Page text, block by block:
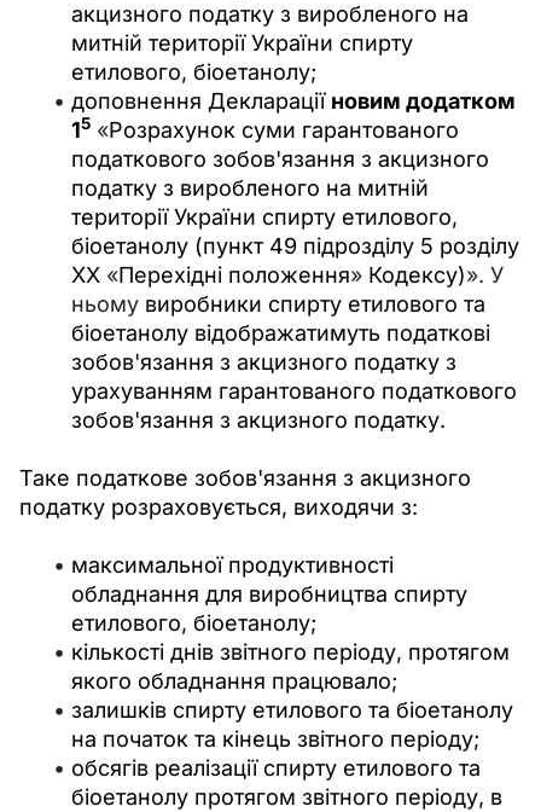
акцизного податку з виробленого на
митній території України спирту
етилового, біоетанолу;
доповнення Декларації новим додатком
15 «Розрахунок суми гарантованого
податкового зобов'язання з акцизного
податку з виробленого на митній
території України спирту етилового,
біоетанолу (пункт 49 підрозділу 5 розділу
XX «Перехідні положення» Кодексу)». У
ньому виробники спирту етилового та
біоетанолу відображатимуть податкові
зобов'язання з акцизного податку з
урахуванням гарантованого податкового
зобов'язання з акцизного податку.
Таке податкове зобов'язання з акцизного
податку розраховується, виходячи з:
максимальної продуктивності
обладнання для виробництва спирту
етилового, біоетанолу;
кількості днів звітного періоду, протягом
якого обладнання працювало;
залишків спирту етилового та біоетанолу
на початок та кінець звітного періоду;
обсягів реалізації спирту етилового та
біоетанолу протягом звітного періоду, в